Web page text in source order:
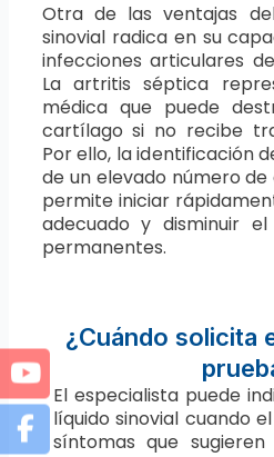
Otra de las ventajas
sinovial radica en su
infecciones articulares
La artritis séptica
médica que puede
cartílago si no recibe
Por ello, la identificación
de un elevado número
permite iniciar
adecuado y disminuir
permanentes.
¿Cuándo solicita
El especialista puede
líquido sinovial cuando
síntomas que